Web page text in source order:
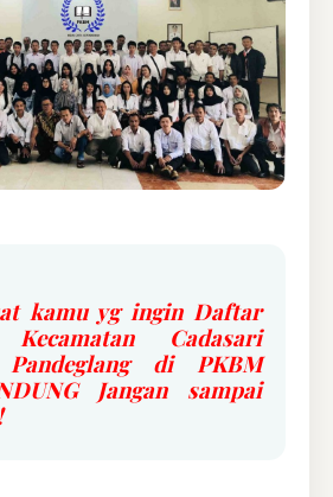
kamu yg ingin Daftar
Cadasari
Pandeglang di PKBM
Jangan sampai